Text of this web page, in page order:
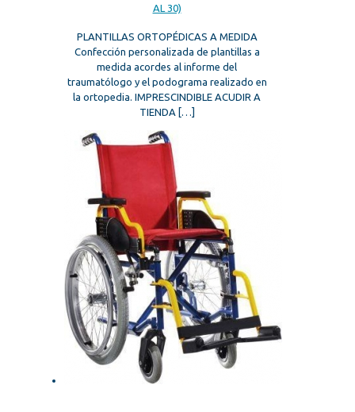
AL 30)
PLANTILLAS ORTOPÉDICAS A MEDIDA
Confección personalizada de plantillas a
medida acordes al informe del
traumatólogo y el podograma realizado en
la ortopedia. IMPRESCINDIBLE ACUDIR A
TIENDA […]